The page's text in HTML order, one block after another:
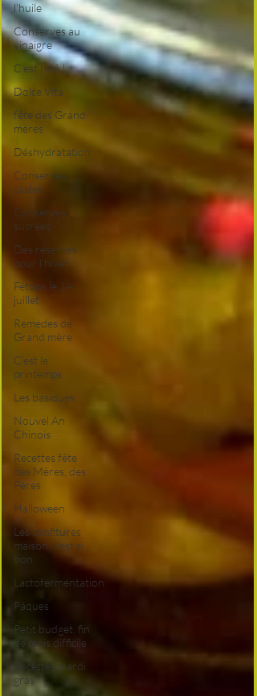
l'huile
Conserves au
vinaigre
C'est l'été !
Dolce Vita
fête des Grand
mères
Déshydratation
Conserves
salées
Conserves
sucrées
Des réserves
pour l'hiver
Fêtons le 14
juillet !
Remèdes de
Grand mère
C'est le
printemps
Les basiques
Nouvel An
Chinois
Recettes fête
des Mères, des
Pères
Halloween
Les confitures
maison, c'est si
bon
Lactofermentation
Pâques
Petit budget, fin
de mois difficile
Recettes mardi
gras